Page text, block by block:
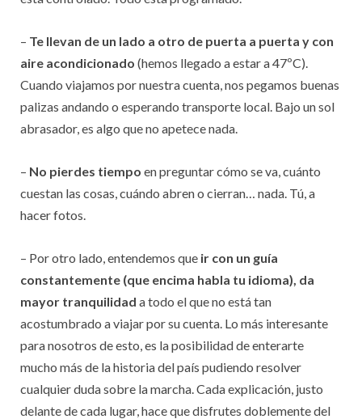
– Te llevan de un lado a otro de puerta a puerta y con
aire acondicionado (hemos llegado a estar a 47ºC).
Cuando viajamos por nuestra cuenta, nos pegamos buenas
palizas andando o esperando transporte local. Bajo un sol
abrasador, es algo que no apetece nada.
– No pierdes tiempo en preguntar cómo se va, cuánto
cuestan las cosas, cuándo abren o cierran… nada. Tú, a
hacer fotos.
– Por otro lado, entendemos que ir con un guía
constantemente (que encima habla tu idioma), da
mayor tranquilidad a todo el que no está tan
acostumbrado a viajar por su cuenta. Lo más interesante
para nosotros de esto, es la posibilidad de enterarte
mucho más de la historia del país pudiendo resolver
cualquier duda sobre la marcha. Cada explicación, justo
delante de cada lugar, hace que disfrutes doblemente del